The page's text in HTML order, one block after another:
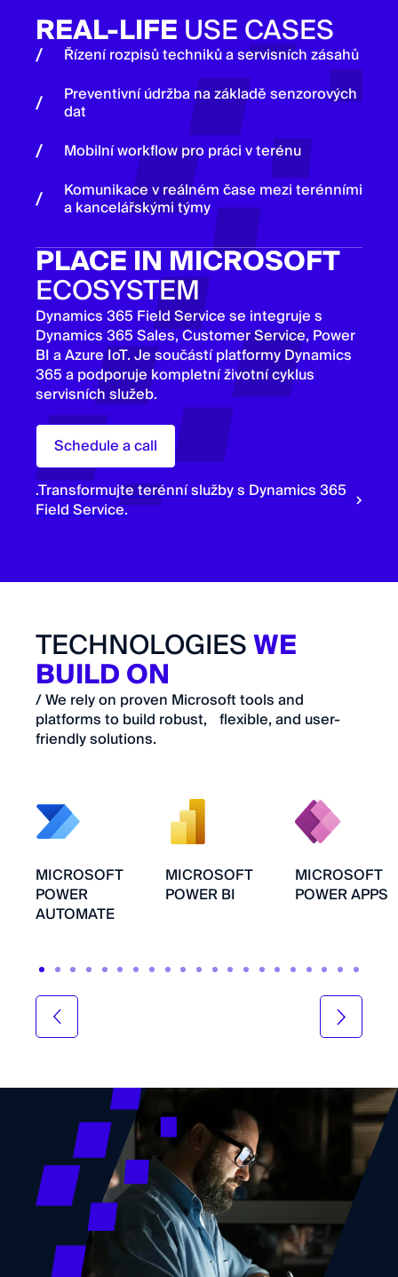
REAL-LIFEUSE CASES
Řízení rozpisů techniků a servisních zásahů
Preventivní údržba na základě senzorových
dat
Mobilní workflow pro práci v terénu
Komunikace v reálném čase mezi terénními
a kancelářskými týmy
PLACE IN MICROSOFT
ECOSYSTEM
Dynamics 365 Field Service se integruje s
Dynamics 365 Sales, Customer Service, Power
BI a Azure IoT. Je součástí platformy Dynamics
365 a podporuje kompletní životní cyklus
servisních služeb.
Schedule a call
.Transformujte terénní služby s Dynamics 365
Field Service.
TECHNOLOGIESWE
BUILD ON
/ We rely on proven Microsoft tools and
platforms to build robust, flexible, and user-
friendly solutions.
MICROSOFT
POWER
AUTOMATE
MICROSOFT
POWER BI
MICROSOFT
POWER APPS